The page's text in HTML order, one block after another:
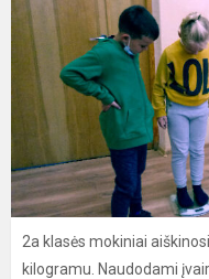
2a klasės mokiniai
kilogramu. Naudodami